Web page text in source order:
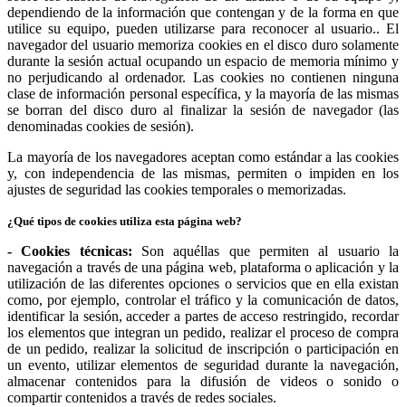
dependiendo de la información que contengan y de la forma en que
utilice su equipo, pueden utilizarse para reconocer al usuario.. El
navegador del usuario memoriza cookies en el disco duro solamente
durante la sesión actual ocupando un espacio de memoria mínimo y
no perjudicando al ordenador. Las cookies no contienen ninguna
clase de información personal específica, y la mayoría de las mismas
se borran del disco duro al finalizar la sesión de navegador (las
denominadas cookies de sesión).
La mayoría de los navegadores aceptan como estándar a las cookies
y, con independencia de las mismas, permiten o impiden en los
ajustes de seguridad las cookies temporales o memorizadas.
¿Qué tipos de cookies utiliza esta página web?
- Cookies técnicas: Son aquéllas que permiten al usuario la
navegación a través de una página web, plataforma o aplicación y la
utilización de las diferentes opciones o servicios que en ella existan
como, por ejemplo, controlar el tráfico y la comunicación de datos,
identificar la sesión, acceder a partes de acceso restringido, recordar
los elementos que integran un pedido, realizar el proceso de compra
de un pedido, realizar la solicitud de inscripción o participación en
un evento, utilizar elementos de seguridad durante la navegación,
almacenar contenidos para la difusión de videos o sonido o
compartir contenidos a través de redes sociales.